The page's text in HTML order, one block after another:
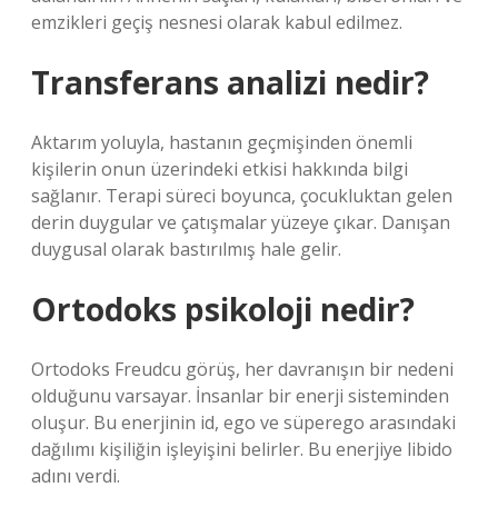
emzikleri geçiş nesnesi olarak kabul edilmez.
Transferans analizi nedir?
Aktarım yoluyla, hastanın geçmişinden önemli
kişilerin onun üzerindeki etkisi hakkında bilgi
sağlanır. Terapi süreci boyunca, çocukluktan gelen
derin duygular ve çatışmalar yüzeye çıkar. Danışan
duygusal olarak bastırılmış hale gelir.
Ortodoks psikoloji nedir?
Ortodoks Freudcu görüş, her davranışın bir nedeni
olduğunu varsayar. İnsanlar bir enerji sisteminden
oluşur. Bu enerjinin id, ego ve süperego arasındaki
dağılımı kişiliğin işleyişini belirler. Bu enerjiye libido
adını verdi.